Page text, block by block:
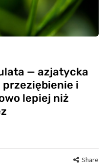
— azjatycka
i
lepiej niż
Share